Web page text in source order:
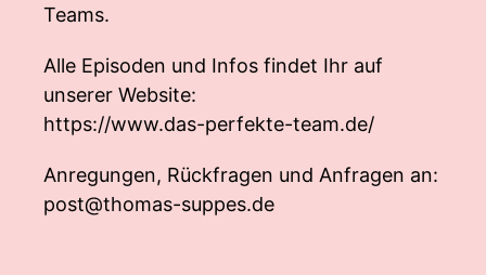
Teams.
Alle Episoden und Infos findet Ihr auf
unserer Website:
https://www.das-perfekte-team.de/
Anregungen, Rückfragen und Anfragen an:
post@thomas-suppes.de